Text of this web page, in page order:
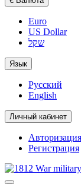
Euro
US Dollar
שקל
Язык
Русский
English
Личный кабинет
Авторизация
Регистрация